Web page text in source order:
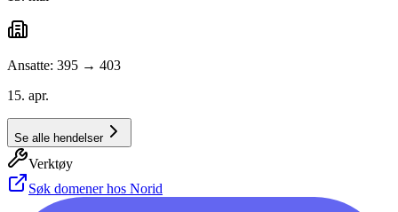
Ansatte: 395 → 403
15. apr.
Se alle hendelser
Verktøy
Søk domener hos Norid